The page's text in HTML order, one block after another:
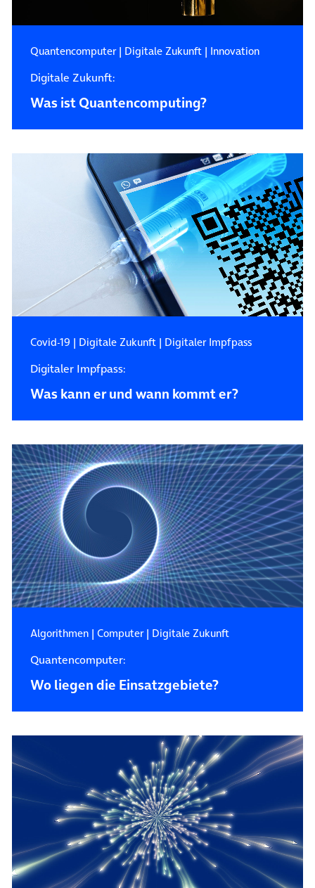
Quantencomputer| Digitale Zukunft| Innovation
Digitale Zukunft:
Was ist Quanten­computing?
Covid-19 | Digitale Zukunft| Digitaler Impfpass
Digitaler Impfpass:
Was kann er und wann kommt er?
Algorithmen| Computer| Digitale Zukunft
Quantencomputer:
Wo liegen die Einsatzgebiete?